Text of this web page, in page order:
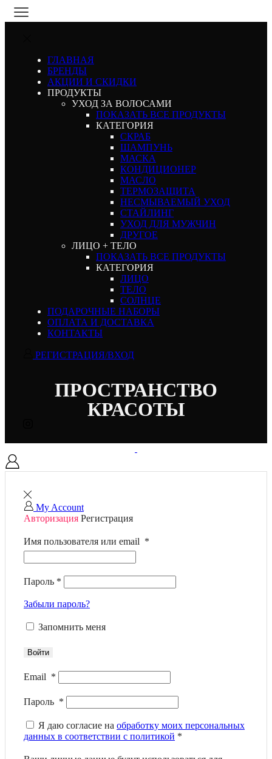
ГЛАВНАЯ
БРЕНДЫ
АКЦИИ И СКИДКИ
ПРОДУКТЫ
УХОД ЗА ВОЛОСАМИ
ПОКАЗАТЬ ВСЕ ПРОДУКТЫ
КАТЕГОРИЯ
СКРАБ
ШАМПУНЬ
МАСКА
КОНДИЦИОНЕР
МАСЛО
ТЕРМОЗАЩИТА
НЕСМЫВАЕМЫЙ УХОД
СТАЙЛИНГ
УХОД ДЛЯ МУЖЧИН
ДРУГОЕ
ЛИЦО + ТЕЛО
ПОКАЗАТЬ ВСЕ ПРОДУКТЫ
КАТЕГОРИЯ
ЛИЦО
ТЕЛО
СОЛНЦЕ
ПОДАРОЧНЫЕ НАБОРЫ
ОПЛАТА И ДОСТАВКА
КОНТАКТЫ
РЕГИСТРАЦИЯ/ВХОД
ПРОСТРАНСТВО
КРАСОТЫ
My Account
Авторизация Регистрация
Имя пользователя или email *
Пароль *
Забыли пароль?
Запомнить меня
Войти
Email *
Пароль *
Я даю согласие на обработку моих персональных
данных в соответствии с политикой *